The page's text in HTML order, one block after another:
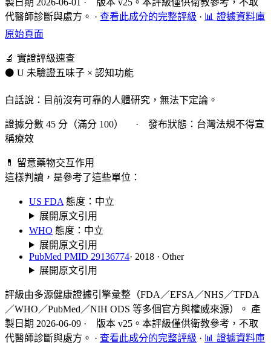
代醫師診斷與處方。 · 查看此成分的完整評級 · 📊 證據資料庫
原始頁面
🔬 實證評級速查
⚫ U 未驗證五味子 × 認知功能
白話說：目前沒有可靠的人體研究，無法下定論。
證據分數 45 分（滿分 100） · 發布狀態：台灣法規不得宣
稱療效
💊 留意藥物交互作用
這樣判讀，是參考了這些單位：
US FDA 態度：中立
展開原文引用
WHO 態度：中立
展開原文引用
PubMed PMID 29136774· 2018 · Other
展開原文引用
評級由多源健康證據引擎彙整（FDA／EFSA／NHS／TFDA
／WHO／PubMed／NIH ODS 等多個官方與權威來源）。 產
製日期 2026-06-09 · 版本 v25。本評級僅供衛教參考，不取
代醫師診斷與處方。 · 查看此成分的完整評級 · 📊 證據資料庫